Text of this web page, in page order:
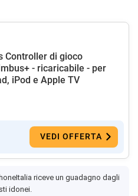
Controller di gioco
- ricaricabile - per
iPod e Apple TV
VEDI OFFERTA
riceve un guadagno dagli
idonei.